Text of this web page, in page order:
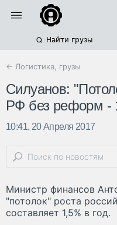
Найти грузы
← Логистика, грузы
Силуанов:
РФ без реформ -
10:41, 20 Апреля 2017
Министр финансов
"потолок" роста
составляет 1,5% в год.